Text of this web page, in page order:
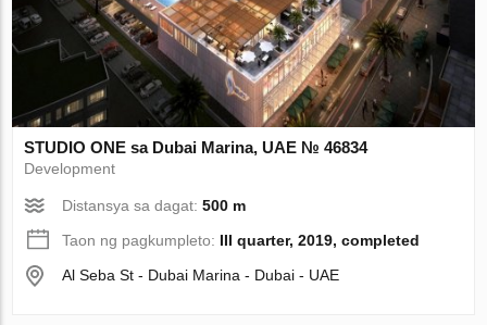
STUDIO ONE sa Dubai Marina, UAE № 46834
Development
Distansya sa dagat:500 m
Taon ng pagkumpleto: III quarter, 2019, completed
Al Seba St - Dubai Marina - Dubai - UAE